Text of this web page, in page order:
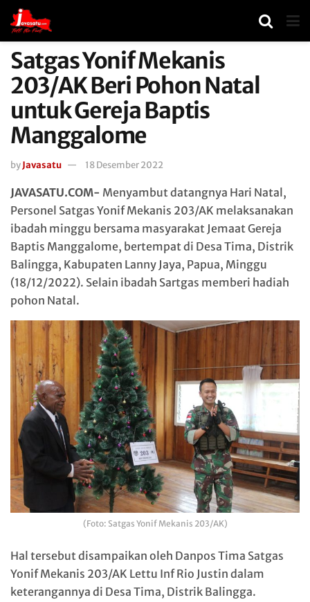
Satgas Yonif Mekanis
203/AK Beri Pohon Natal
untuk Gereja Baptis
Manggalome
byJavasatu 18 Desember 2022
JAVASATU.COM- Menyambut datangnya Hari Natal,
Personel Satgas Yonif Mekanis 203/AK melaksanakan
ibadah minggu bersama masyarakat Jemaat Gereja
Baptis Manggalome, bertempat di Desa Tima, Distrik
Balingga, Kabupaten Lanny Jaya, Papua, Minggu
(18/12/2022). Selain ibadah Sartgas memberi hadiah
pohon Natal.
(Foto: Satgas Yonif Mekanis 203/AK)
Hal tersebut disampaikan oleh Danpos Tima Satgas
Yonif Mekanis 203/AK Lettu Inf Rio Justin dalam
keterangannya di Desa Tima, Distrik Balingga.